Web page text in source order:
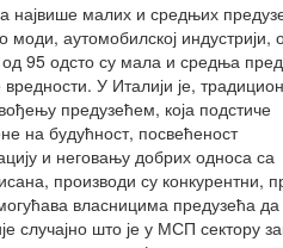
највише малих и средњих
моди, аутомобилској индустрији,
95 одсто су мала и средња
У Италији је,
предузећем, која подстиче
на будућност, посвећеност
и неговању добрих односа са
производи су конкурентни,
власницима предузећа да
случајно што је у МСП сектору